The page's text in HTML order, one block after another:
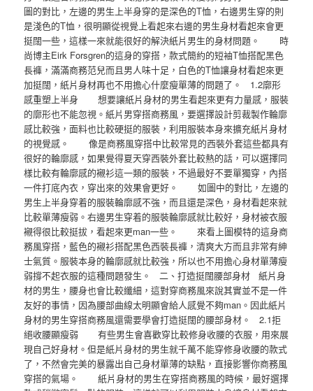
圖的對比，左邊的男生上半身穿的是深色的T恤，右邊男生穿的則
是淺色的T恤，很明顯從視覺上看起來右邊的男生身材看起來會更
挺闊一些，這樣一來就能很好的解決紙片男生的身材問題。 時
尚博主Eirk Forsgren的這身的穿搭，款式簡約的短袖T恤搭配黑色
長褲，滿滿商務范兒而且男人味十足，白色的T恤讓身材看起來更
加挺闊，紙片身材再也不用擔心什麼瘦單薄的問題了。 1.2廓形
感重塑上半身 想要讓紙片身材的男生看起來更有力量感，服裝
的廓形也不能忽視。紙片男穿搭商務風，要選擇設計剪裁製作輪廓
感比較強，面料也比較硬挺的服裝，利用服裝本身來擴充紙片身材
的視覺感。 像是商務風穿搭中比較常見的西裝外套這些都具有
很好的輪廓感，如果覺得夏天穿西裝外套比較熱的話，可以選擇同
樣比較有輪廓感的襯衫這一類的服裝，不過最好不要單獨穿，內搭
一件打底內衣，穿出來的效果會更好。 如圖中的對比，左邊的
男生上半身穿着的服裝輪廓感不強，而且還是深色，身材看起來就
比較單薄瘦弱。右邊男生穿着的服裝輪廓感就比較好，身材被衣服
襯得很比較挺拔，看起來更man一些。 來看上圖模特的這身商
務風穿搭，藍色的襯衫搭配黑色西裝長褲，清爽大方而且非常有紳
士氣質。服裝本身的輪廓感就比較強，所以也不用擔心身材單薄瘦
弱撐不起衣服的這種問題發生。 二、打造挺闊腰部身材 紙片身
材的男生，腰身也會比較纖細，這對穿商務風來說其實並不是一件
友好的事情，因為腰部曲線太明顯會給人感覺不夠man。因此紙片
身材的男生穿搭商務風還需要學會打造挺闊的腰部身材。 2.1拒
絕收腰顯瘦弱 有些男生會喜歡穿比較修身收腰的衣服，用來展
現自己好身材。但是紙片身材的男生就千萬不能穿修身收腰的款式
了，不然會完美的暴露出自己身材單薄的缺點，直接影響你商務風
穿搭的氣場。 紙片身材的男生在穿搭商務風的時候，最好選擇